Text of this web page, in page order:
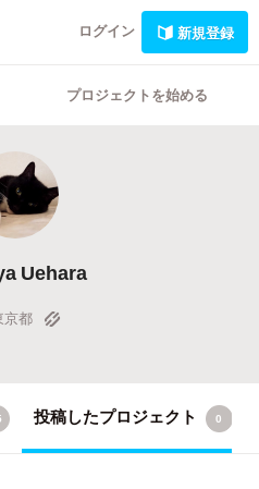
ログイン 新規登録
プロジェクトを始める
Uehara
京都
投稿したプロジェクト 0